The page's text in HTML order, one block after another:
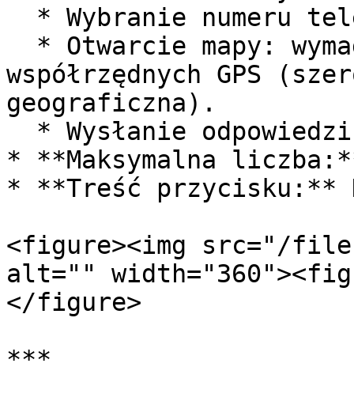
współrzędnych GPS
geograficzna).
* **Maksymalna
* **Treść przycisku:**
<figure><img src="/files/
alt=""
</figure>
***